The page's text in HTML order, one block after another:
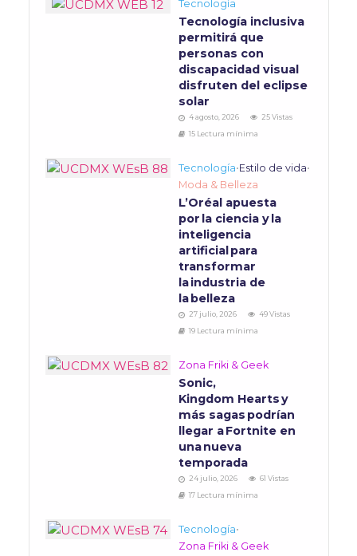
Tecnología
Tecnología inclusiva
permitirá que
personas con
discapacidad visual
disfruten del eclipse
solar
4 agosto, 2026
25 Vistas
15 Lectura mínima
Tecnología•Estilo de vida•
Moda & Belleza
L’Oréal apuesta
por la ciencia y la
inteligencia
artificial para
transformar
la industria de
la belleza
27 julio, 2026
49 Vistas
19 Lectura mínima
Zona Friki & Geek
Sonic,
Kingdom Hearts y
más sagas podrían
llegar a Fortnite en
una nueva
temporada
24 julio, 2026
61 Vistas
17 Lectura mínima
Tecnología•
Zona Friki & Geek